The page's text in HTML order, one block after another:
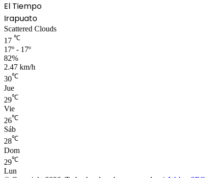
El Tiempo
Irapuato
Scattered Clouds
17 ℃
17º - 17º
82%
2.47 km/h
30℃
Jue
29℃
Vie
26℃
Sáb
28℃
Dom
29℃
Lun